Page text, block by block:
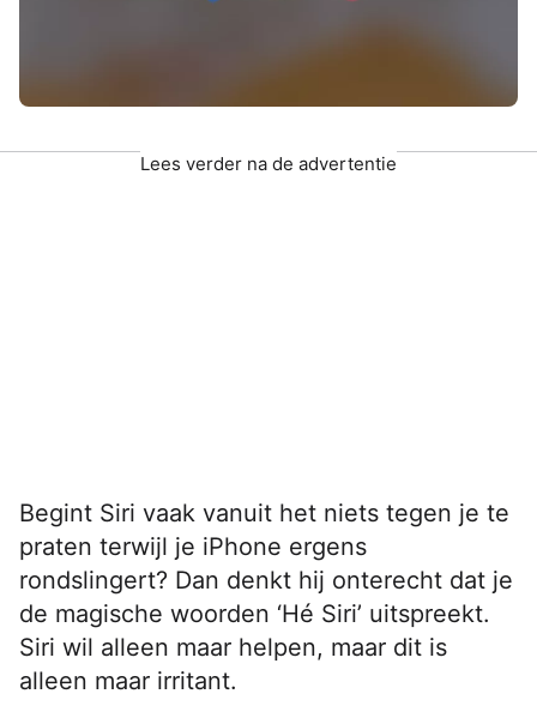
Lees verder na de advertentie
Begint Siri vaak vanuit het niets tegen je te
praten terwijl je iPhone ergens
rondslingert? Dan denkt hij onterecht dat je
de magische woorden ‘Hé Siri’ uitspreekt.
Siri wil alleen maar helpen, maar dit is
alleen maar irritant.